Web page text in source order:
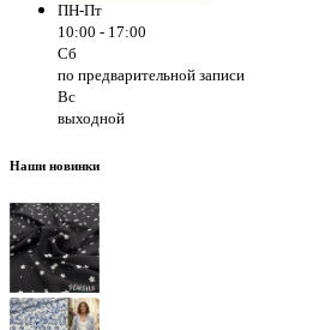
ПН-Пт
10:00 - 17:00
Сб
по предварительной записи
Вс
выходной
Наши новинки